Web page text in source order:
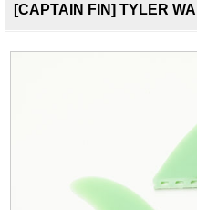
[CAPTAIN FIN] TYLER